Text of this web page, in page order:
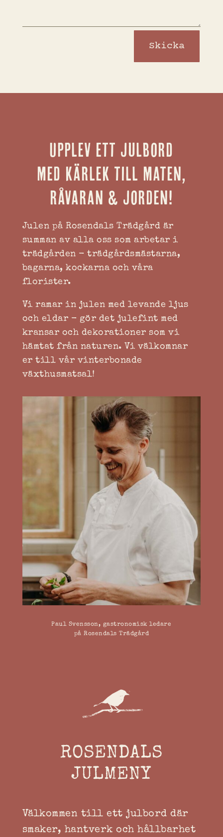
Skicka
Upplev ett julbord
med kärlek till maten,
råvaran & jorden!
Julen på Rosendals Trädgård är
summan av alla oss som arbetar i
trädgården - trädgårdsmästarna,
bagarna, kockarna och våra
florister.
Vi ramar in julen med levande ljus
och eldar - gör det julefint med
kransar och dekorationer som vi
hämtat från naturen. Vi välkomnar
er till vår vinterbonade
växthusmatsal!
Paul Svensson, gastronomisk ledare
på Rosendals Trädgård
ROSENDALS
JULMENY
Välkommen till ett julbord där
smaker, hantverk och hållbarhet